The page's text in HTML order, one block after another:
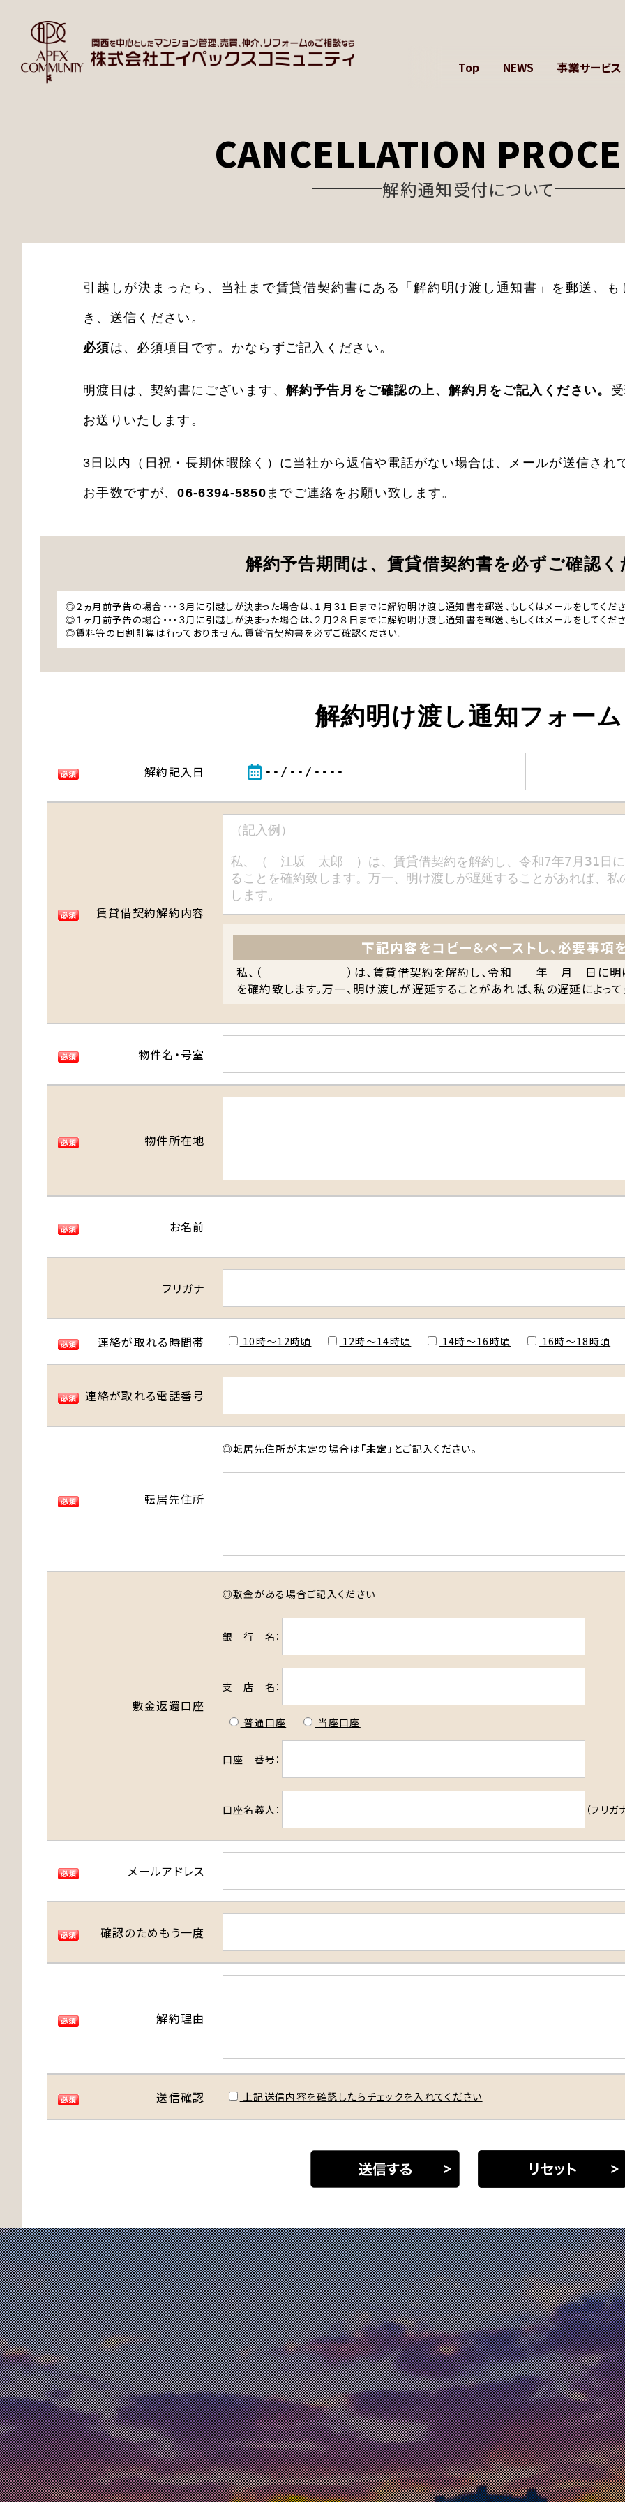
Top NEWS
事業サービス
入居者
CANCELLATION
解約通知受付について
引越しが決まったら、当社まで賃貸借契約書にある「解約明け渡し通知書」を郵送、
き、送信ください。
必須は、必須項目です。かならずご記入ください。
明渡日は、契約書にございます、解約予告月をご確認の上、解約月をご記入ください。
お送りいたします。
3日以内（日祝・長期休暇除く）に当社から返信や電話がない場合は、メールが送信され
お手数ですが、06-6394-5850 までご連絡をお願い致します。
解約予告期間は、賃貸借契約書を必ずご確認
◎２ヵ月前予告の場合 ・・・３月に引越しが決まった場合は、１月３１日までに解約明け渡し通知書を郵送、もしくはメールをしてくださ
◎１ヶ月前予告の場合 ・・・３月に引越しが決まった場合は、２月２８日までに解約明け渡し通知書を郵送、もしくはメールをしてくださ
◎賃料等の日割計算は行っておりません。賃貸借契約書を必ずご確認ください。
解約明け渡し通知フォーム
解約記入日
賃貸借契約解約内容
下記内容をコピー＆ペーストし、必要事項
私、（ ）は、賃貸借契約を解約し、令和 年 月 日に明け渡す
を確約致します。万一、明け渡しが遅延することがあれば、私の遅延によっ
物件名・号室
物件所在地
お名前
フリガナ
連絡が取れる時間帯 10時〜12時頃 12時〜14時頃 14時〜16時頃 16時〜18時頃
連絡が取れる電話番号
転居先住所
◎転居先住所が未定の場合は 「未定」 とご記入ください。
敷金返還口座
◎敷金がある場合ご記入ください
銀 行 名：
支 店 名：
普通口座 当座口座
口座 番号：
口座名義人： （フリガ
メールアドレス
確認のためもう一度
解約理由
送信確認 上記送信内容を確認したらチェックを入れてください